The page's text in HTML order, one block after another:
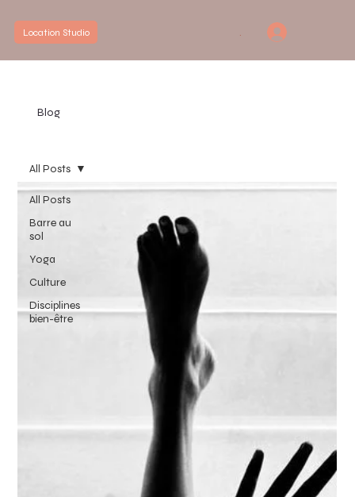
.
Location Studio
Blog
All Posts
Barre au
sol
Yoga
Culture
Disciplines
bien-être
All Posts